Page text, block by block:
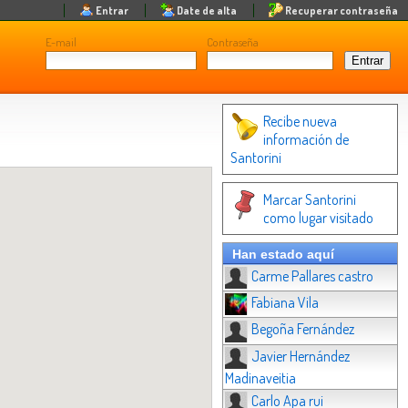
E-mail Contraseña
Entrar Date de alta Recuperar contraseña
Recibe nueva
información de
Santorini
Marcar Santorini
como lugar visitado
Han estado aquí
Carme Pallares castro
Fabiana Vila
Begoña Fernández
Javier Hernández
Madinaveitia
Carlo Apa rui